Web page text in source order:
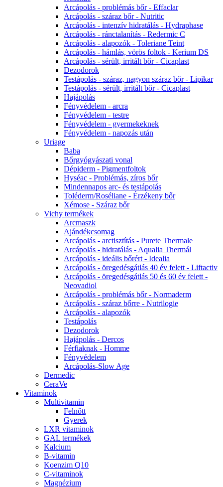
Arcápolás - problémás bőr - Effaclar
Arcápolás - száraz bőr - Nutritic
Arcápolás - intenzív hidratálás - Hydraphase
Arcápolás - ránctalanítás - Redermic C
Arcápolás - alapozók - Toleriane Teint
Arcápolás - hámlás, vörös foltok - Kerium DS
Arcápolás - sérült, irritált bőr - Cicaplast
Dezodorok
Testápolás - száraz, nagyon száraz bőr - Lipikar
Testápolás - sérült, irritált bőr - Cicaplast
Hajápolás
Fényvédelem - arcra
Fényvédelem - testre
Fényvédelem - gyermekeknek
Fényvédelem - napozás után
Uriage
Baba
Bőrgyógyászati vonal
Dépiderm - Pigmentfoltok
Hyséac - Problémás, zíros bőr
Mindennapos arc- és testápolás
Toléderm/Roséliane - Érzékeny bőr
Xémose - Száraz bőr
Vichy termékek
Arcmaszk
Ajándékcsomag
Arcápolás - arctisztítás - Purete Thermale
Arcápolás - hidratálás - Aqualia Thermál
Arcápolás - ideális bőrért - Idealia
Arcápolás - öregedésgátlás 40 év felett - Liftactiv
Arcápolás - öregedésgátlás 50 és 60 év felett -
Neovadiol
Arcápolás - problémás bőr - Normaderm
Arcápolás - száraz bőrre - Nutrilogie
Arcápolás - alapozók
Testápolás
Dezodorok
Hajápolás - Dercos
Férfiaknak - Homme
Fényvédelem
Arcápolás-Slow Age
Dermedic
CeraVe
Vitaminok
Multivitamin
Felnőtt
Gyerek
LXR vitaminok
GAL termékek
Kalcium
B-vitamin
Koenzim Q10
C-vitaminok
Magnézium